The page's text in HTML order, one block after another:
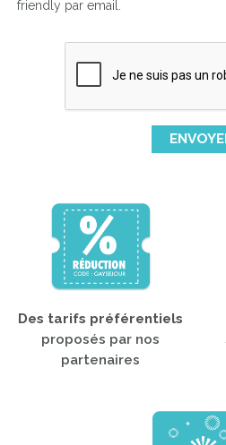
friendly par email.
Des tarifs préférentiels
proposés par nos
partenaires